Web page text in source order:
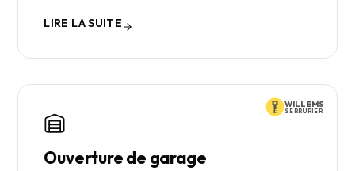
LIRE LA SUITE
WILLEMS
SERRURIER
Ouverture de garage